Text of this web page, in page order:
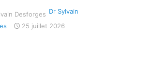
Dr Sylvain
25 juillet 2026